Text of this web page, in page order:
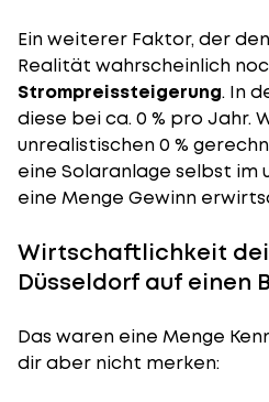
Ein weiterer Faktor, der
Realität wahrscheinlich
Strompreissteigerung. In
diese bei ca. 0 % pro Jahr.
unrealistischen 0 %
eine Solaranlage selbst im
eine Menge Gewinn
Wirtschaftlichkeit
Düsseldorf auf einen
Das waren eine Menge
dir aber nicht merken: